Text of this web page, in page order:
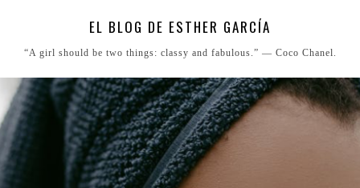
EL BLOG DE ESTHER GARCÍA
“A girl should be two things: classy and fabulous.” ― Coco Chanel.